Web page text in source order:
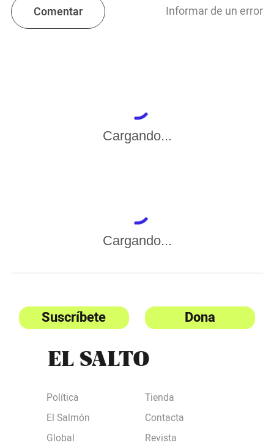
Comentar Informar de un error
Cargando...
Cargando...
Suscríbete Dona
Política
El Salmón
Global
Tienda
Contacta
Revista